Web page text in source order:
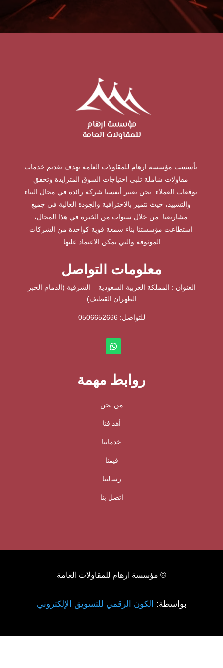
تأسست مؤسسة ارهام للمقاولات العامة بهدف تقديم خدمات
مقاولات شاملة تلبي احتياجات السوق المتزايدة وتحقق
توقعات العملاء. نحن نعتبر أنفسنا شركة رائدة في مجال البناء
والتشييد، حيث نتميز بالاحترافية والجودة العالية في جميع
مشاريعنا. من خلال سنوات من الخبرة في هذا المجال،
استطاعت مؤسستنا بناء سمعة قوية كواحدة من الشركات
الموثوقة والتي يمكن الاعتماد عليها.
معلومات التواصل
العنوان : المملكة العربية السعودية – الشرقية (الدمام الخبر
الظهران القطيف)
للتواصل: ⁦ 0506652666
روابط مهمة
من نحن
أهدافنا
خدماتنا
قيمنا
رسالتنا
اتصل بنا
© مؤسسة ارهام للمقاولات العامة
بواسطة: الكون الرقمي للتسويق الإلكتروني